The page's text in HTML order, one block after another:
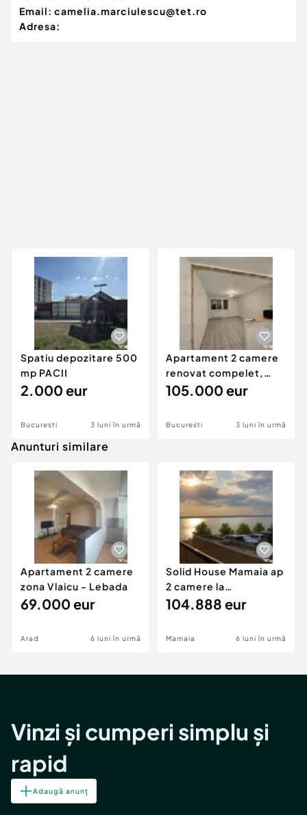
Email: camelia.marciulescu@tet.ro
Adresa:
Spatiu depozitare 500
mp PACII
2.000 eur
Bucuresti 3 luni în urmă
Apartament 2 camere
renovat compelet,
langa Parc Moghioros,
105.000 eur
Bucuresti 3 luni în urmă
Anunturi similare
Apartament 2 camere
zona Vlaicu - Lebada
69.000 eur
Arad 6 luni în urmă
Solid House Mamaia ap
2 camere la
cheie,langa Mega
104.888 eur
Mamaia 6 luni în urmă
Vinzi și cumperi simplu și
rapid
Adaugă anunț